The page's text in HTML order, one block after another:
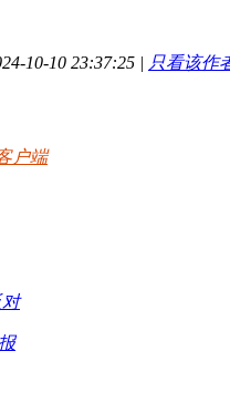
10-10 23:37:25 | 只看该作
户端
对